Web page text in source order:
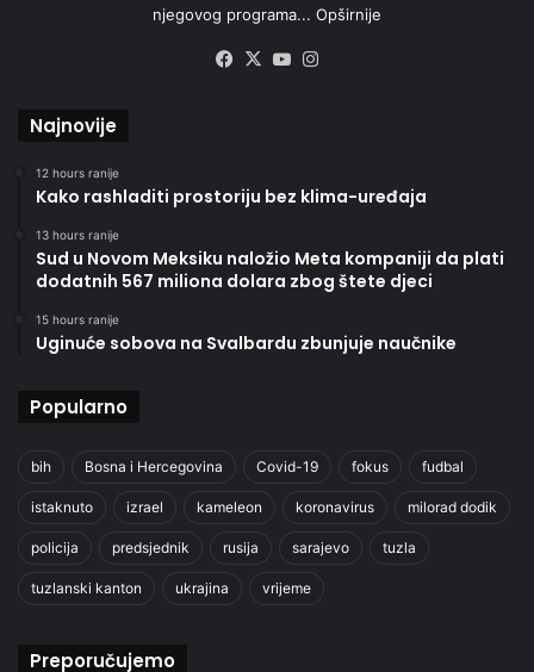
njegovog programa... Opširnije
Facebook
X YouTube
Najnovije
12 hours ranije
Kako rashladiti prostoriju bez klima-uređaja
13 hours ranije
Sud u Novom Meksiku naložio Meta kompaniji da plati
dodatnih 567 miliona dolara zbog štete djeci
15 hours ranije
Uginuće sobova na Svalbardu zbunjuje naučnike
Popularno
bih Bosna i Hercegovina Covid-19 fokus fudbal
istaknuto izrael kameleon koronavirus milorad dodik
policija predsjednik rusija sarajevo tuzla
tuzlanski kanton ukrajina vrijeme
Preporučujemo